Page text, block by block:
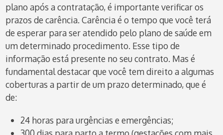
plano após a contratação, é importante verificar os
prazos de carência. Carência é o tempo que você terá
de esperar para ser atendido pelo plano de saúde em
um determinado procedimento. Esse tipo de
informação está presente no seu contrato. Mas é
fundamental destacar que você tem direito a algumas
coberturas a partir de um prazo determinado, que é
de:
24 horas para urgências e emergências;